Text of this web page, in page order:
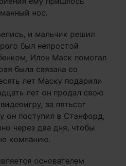
нос.
и мальчик решил
был непростой
Илон Маск помогал
была связана со
лет Маску подарили
лет он продал свою
за пятьсот
он поступил в Стэнфорд,
через два дня, чтобы
компанию.
основателем